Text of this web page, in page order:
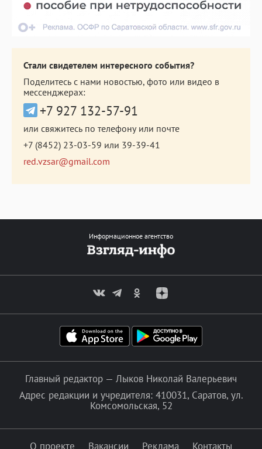
Стали свидетелем интересного события?
Поделитесь с нами новостью, фото или видео в
мессенджерах:
+7 927 132-57-91
или свяжитесь по телефону или почте
+7 (8452) 23-03-59 или 39-39-41
red.vzsar@gmail.com
Информационное агентство
Главный редактор — Лыков Николай Валерьевич
Адрес редакции и учредителя: 410031, Саратов, ул.
Комсомольская, 52
О проекте Вакансии Реклама Контакты